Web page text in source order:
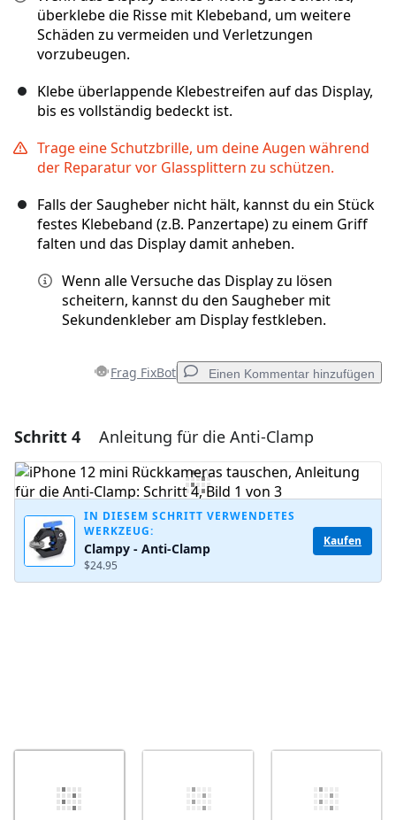
überklebe die Risse mit Klebeband, um weitere
Schäden zu vermeiden und Verletzungen
vorzubeugen.
Klebe überlappende Klebestreifen auf das Display,
bis es vollständig bedeckt ist.
Trage eine Schutzbrille, um deine Augen während
der Reparatur vor Glassplittern zu schützen.
Falls der Saugheber nicht hält, kannst du ein Stück
festes Klebeband (z.B. Panzertape) zu einem Griff
falten und das Display damit anheben.
Wenn alle Versuche das Display zu lösen
scheitern, kannst du den Saugheber mit
Sekundenkleber am Display festkleben.
Frag FixBot Einen Kommentar hinzufügen
Einen Kommentar hinzufügen
Kommentar hinzufügen
Abbrechen Kommentieren
Schritt 4 Anleitung für die Anti-Clamp
IN DIESEM SCHRITT VERWENDETES
WERKZEUG:
Clampy - Anti-Clamp
$24.95
Kaufen